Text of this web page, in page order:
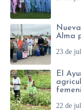
r
ó
n
i
c
o
*
Alma
23 de
El
22 de